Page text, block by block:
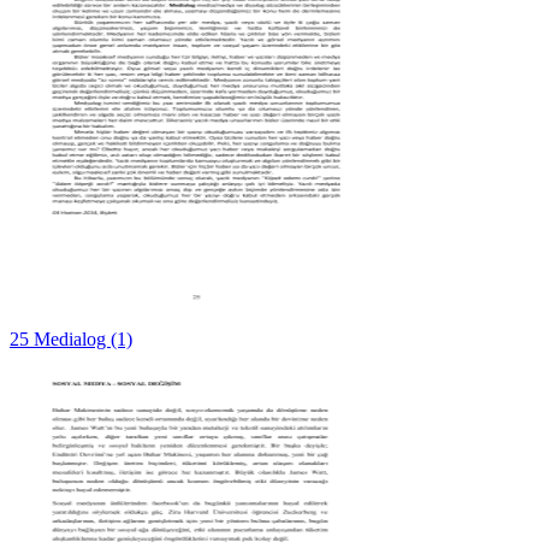
25 Medialog (1)